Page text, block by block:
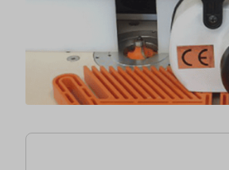
8 Artikel gefunden